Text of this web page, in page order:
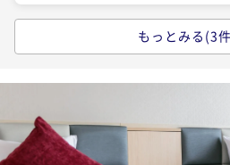
【ベストレート／素泊まり】早
もっとみる(3